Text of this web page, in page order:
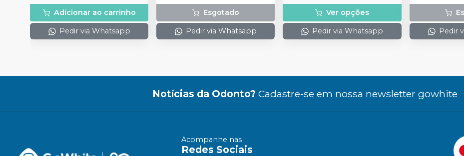
Adicionar ao carrinho
Pedir via Whatsapp
Esgotado
Pedir via Whatsapp
Ver opções
Pedir via Whatsapp Pedir
Notícias da Odonto? Cadastre-se em nossa newsletter gowhite
Acompanhe nas
Redes Sociais